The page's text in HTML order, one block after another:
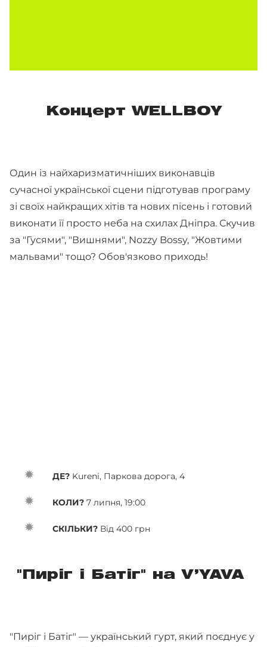
Концерт WELLBOY
Один із найхаризматичніших виконавців
сучасної української сцени підготував програму
зі своїх найкращих хітів та нових пісень і готовий
виконати її просто неба на схилах Дніпра. Скучив
за "Гусями", "Вишнями", Nozzy Bossy, "Жовтими
мальвами" тощо? Обов'язково приходь!
ДЕ? Kureni, Паркова дорога, 4
КОЛИ? 7 липня, 19:00
СКІЛЬКИ? Від 400 грн
"Пиріг і Батіг" на V’YAVA
"Пиріг і Батіг" — український гурт, який поєднує у